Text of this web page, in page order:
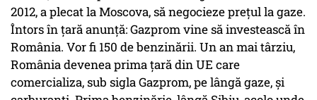
2012, a plecat la Moscova, să negocieze prețul la gaze.
Întors în țară anunță: Gazprom vine să investească în
România. Vor fi 150 de benzinării. Un an mai târziu,
România devenea prima ţară din UE care
comercializa, sub sigla Gazprom, pe lângă gaze, şi